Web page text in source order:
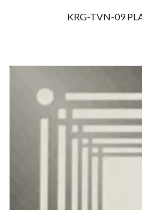
KRG-TVN-09